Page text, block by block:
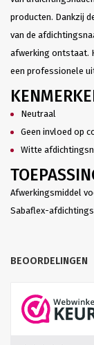
producten. Dankzij
van de
afwerking ontstaat.
een professionele
Neutraal
Geen invloed op
Witte
Afwerkingsmiddel
Sabaflex-
BEOORDELINGEN